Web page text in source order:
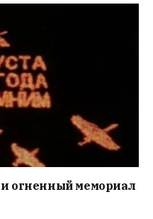
огненный мемориал